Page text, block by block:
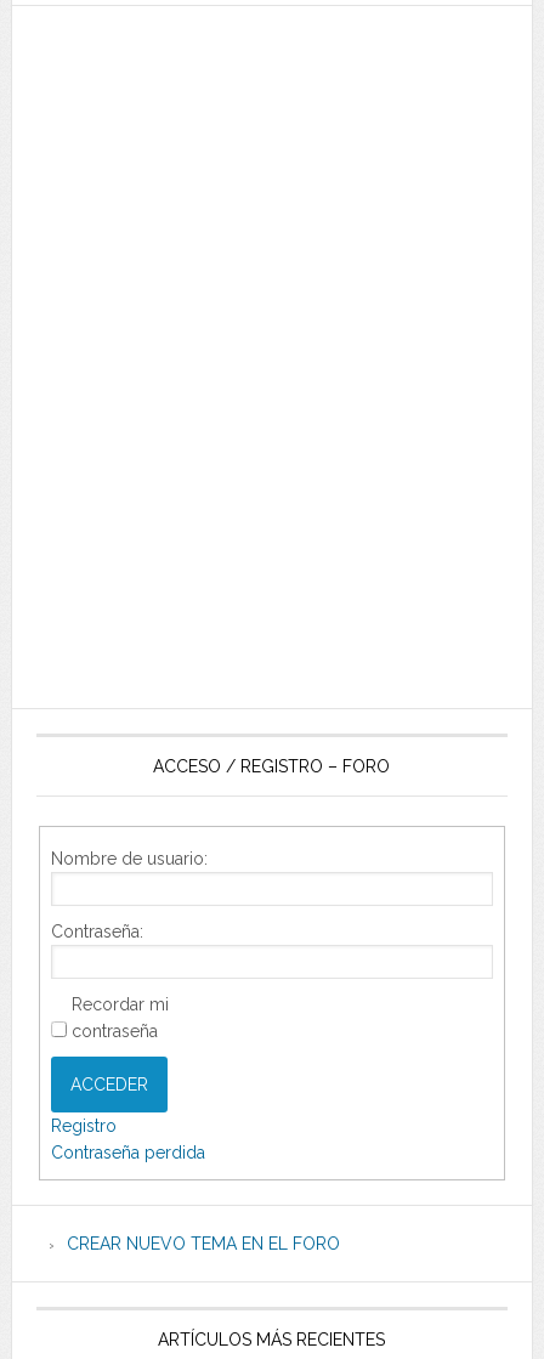
ACCESO / REGISTRO – FORO
Nombre de usuario:
Contraseña:
Recordar mi
contraseña
ACCEDER
Registro
Contraseña perdida
CREAR NUEVO TEMA EN EL FORO
ARTÍCULOS MÁS RECIENTES